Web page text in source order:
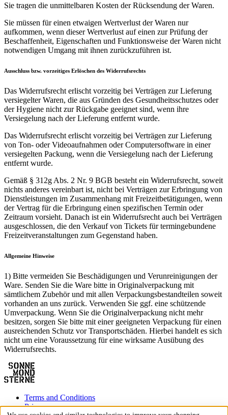
Sie tragen die unmittelbaren Kosten der Rücksendung der Waren.
Sie müssen für einen etwaigen Wertverlust der Waren nur
aufkommen, wenn dieser Wertverlust auf einen zur Prüfung der
Beschaffenheit, Eigenschaften und Funktionsweise der Waren nicht
notwendigen Umgang mit ihnen zurückzuführen ist.
Ausschluss bzw. vorzeitiges Erlöschen des Widerrufsrechts
Das Widerrufsrecht erlischt vorzeitig bei Verträgen zur Lieferung
versiegelter Waren, die aus Gründen des Gesundheitsschutzes oder
der Hygiene nicht zur Rückgabe geeignet sind, wenn ihre
Versiegelung nach der Lieferung entfernt wurde.
Das Widerrufsrecht erlischt vorzeitig bei Verträgen zur Lieferung
von Ton- oder Videoaufnahmen oder Computersoftware in einer
versiegelten Packung, wenn die Versiegelung nach der Lieferung
entfernt wurde.
Gemäß § 312g Abs. 2 Nr. 9 BGB besteht ein Widerrufsrecht, soweit
nichts anderes vereinbart ist, nicht bei Verträgen zur Erbringung von
Dienstleistungen im Zusammenhang mit Freizeitbetätigungen, wenn
der Vertrag für die Erbringung einen spezifischen Termin oder
Zeitraum vorsieht. Danach ist ein Widerrufsrecht auch bei Verträgen
ausgeschlossen, die den Verkauf von Tickets für termingebundene
Freizeitveranstaltungen zum Gegenstand haben.
Allgemeine Hinweise
1) Bitte vermeiden Sie Beschädigungen und Verunreinigungen der
Ware. Senden Sie die Ware bitte in Originalverpackung mit
sämtlichem Zubehör und mit allen Verpackungsbestandteilen soweit
vorhanden an uns zurück. Verwenden Sie ggf. eine schützende
Umverpackung. Wenn Sie die Originalverpackung nicht mehr
besitzen, sorgen Sie bitte mit einer geeigneten Verpackung für einen
ausreichenden Schutz vor Transportschäden. Hierbei handelt es sich
nicht um eine Voraussetzung für eine wirksame Ausübung des
Widerrufsrechts.
Terms and Conditions
Privacy